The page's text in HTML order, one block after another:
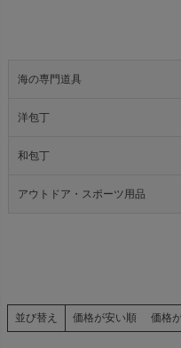
海の専門道具
洋包丁
和包丁
アウトドア・スポーツ用品
並び替え 価格が安い順 価格